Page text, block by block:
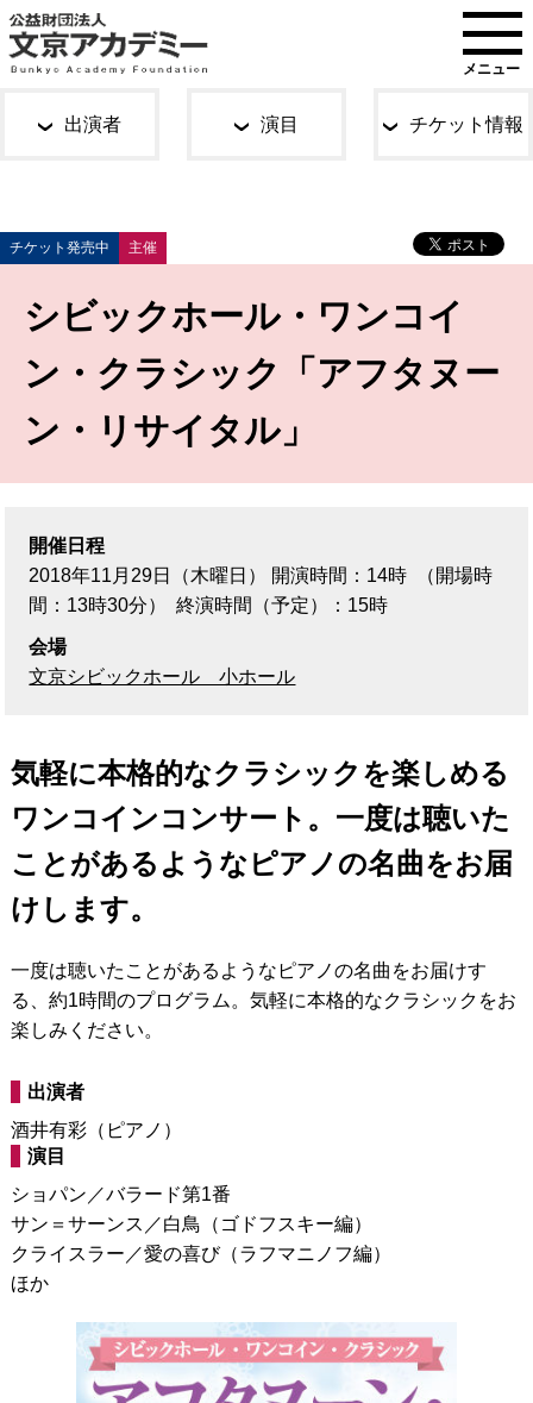
メニュー
出演者 演目 チケット情報
チケット発売中 主催
シビックホール・ワンコイ
ン・クラシック「アフタヌー
ン・リサイタル」
開催日程
2018年11月29日
（木曜日） 開演時間：14時
（開場時
間：13時30分）
終演時間（予定）：15時
会場
文京シビックホール 小ホール
気軽に本格的なクラシックを楽しめる
ワンコインコンサート。一度は聴いた
ことがあるようなピアノの名曲をお届
けします。
一度は聴いたことがあるようなピアノの名曲をお届けす
る、約1時間のプログラム。気軽に本格的なクラシックをお
楽しみください。
出演者
酒井有彩（ピアノ）
演目
ショパン／バラード第1番
サン＝サーンス／白鳥（ゴドフスキー編）
クライスラー／愛の喜び（ラフマニノフ編）
ほか